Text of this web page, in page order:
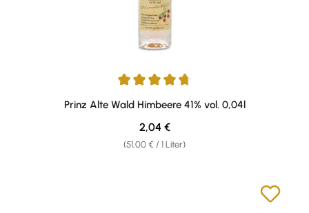
Durchschnittliche Bewertung von 4.75 von 5 Sternen
Prinz Alte Wald Himbeere 41% vol. 0,04l
(51,00 € / 1 Liter)
Regulärer Preis:
2,04 €